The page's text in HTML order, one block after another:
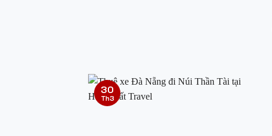
30
Th3